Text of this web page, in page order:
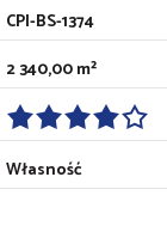
CPI-BS-1374
2 340,00 m²
Własność